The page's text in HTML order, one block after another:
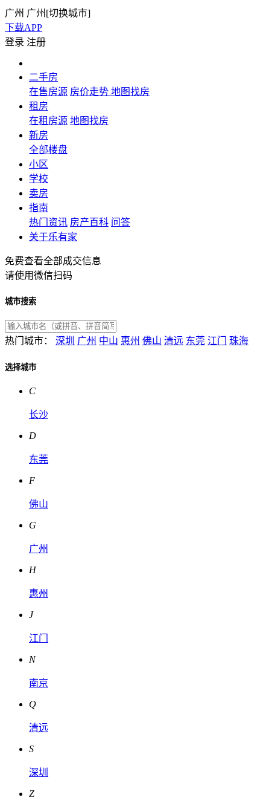
广州 广州[切换城市]
下载APP
登录 注册
二手房
在售房源 房价走势 地图找房
租房
在租房源 地图找房
新房
全部楼盘
小区
学校
卖房
指南
热门资讯 房产百科 问答
关于乐有家
免费查看全部成交信息
请使用微信扫码
城市搜索
热门城市： 深圳 广州 中山 惠州 佛山 清远 东莞 江门 珠海
选择城市
C
长沙
D
东莞
F
佛山
G
广州
H
惠州
J
江门
N
南京
Q
清远
S
深圳
Z